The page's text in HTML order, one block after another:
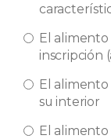
El
inscripción
El
su interior
El alimento